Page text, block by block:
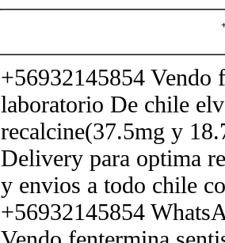
+56932145854 Vendo
laboratorio De chile
recalcine(37.5mg y
Delivery para optima
y envios a todo chile
+56932145854